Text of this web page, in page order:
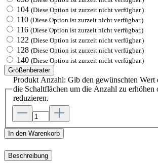
104 (Diese Option ist zurzeit nicht verfügbar.)
110 (Diese Option ist zurzeit nicht verfügbar.)
116 (Diese Option ist zurzeit nicht verfügbar.)
122 (Diese Option ist zurzeit nicht verfügbar.)
128 (Diese Option ist zurzeit nicht verfügbar.)
140 (Diese Option ist zurzeit nicht verfügbar.)
Größenberater
Produkt Anzahl: Gib den gewünschten Wert
die Schaltflächen um die Anzahl zu erhöhen
reduzieren.
In den Warenkorb
Beschreibung